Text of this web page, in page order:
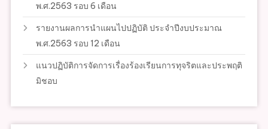
พ.ศ.2563 รอบ 6 เดือน
รายงานผลการนำแผนไปปฏิบัติ ประจำปีงบประมาณ
พ.ศ.2563 รอบ 12 เดือน
แนวปฏิบัติการจัดการเรื่องร้องเรียนการทุจริตและประพฤติ
มิชอบ